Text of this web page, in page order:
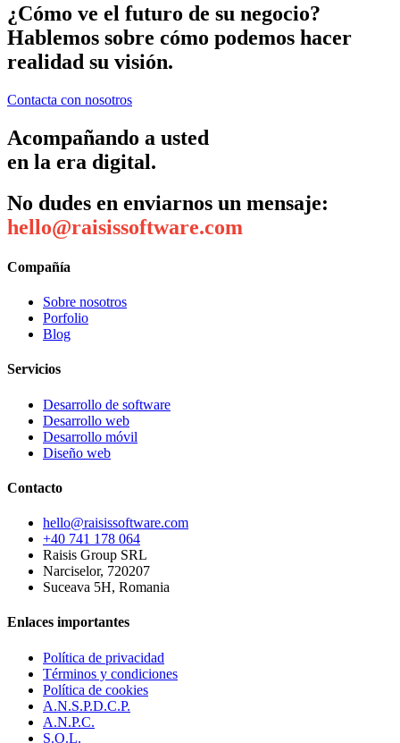
¿Cómo ve el futuro de su negocio?
Hablemos sobre cómo podemos hacer
realidad su visión.
Contacta con nosotros
Acompañando a usted
en la era digital.
No dudes en enviarnos un mensaje:
hello@raisissoftware.com
Compañía
Sobre nosotros
Porfolio
Blog
Servicios
Desarrollo de software
Desarrollo web
Desarrollo móvil
Diseño web
Contacto
hello@raisissoftware.com
+40 741 178 064
Raisis Group SRL
Narciselor, 720207
Suceava 5H, Romania
Enlaces importantes
Política de privacidad
Términos y condiciones
Política de cookies
A.N.S.P.D.C.P.
A.N.P.C.
S.O.L.